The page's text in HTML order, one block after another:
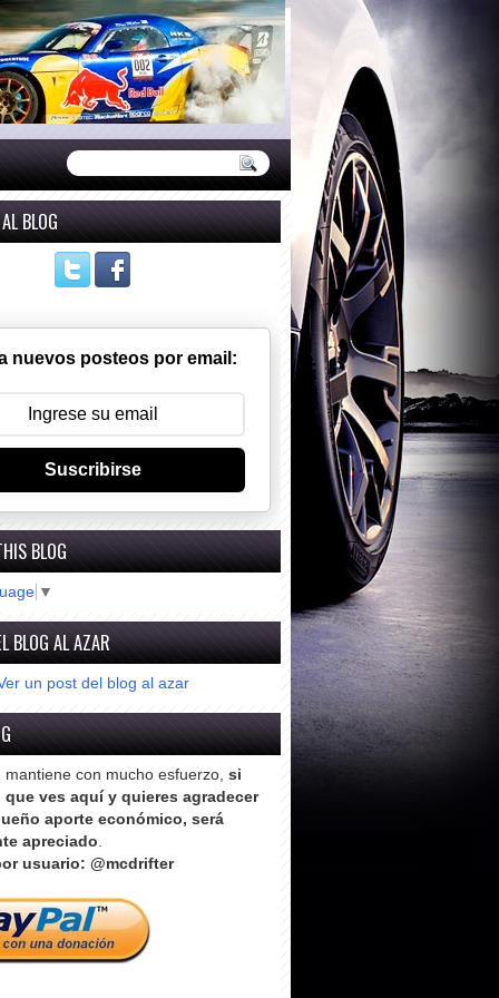
BLOG
nuevos posteos por email:
Suscribirse
BLOG
▼
BLOG AL AZAR
un post del blog al azar
mantiene con mucho esfuerzo, si
ves aquí y quieres agradecer
aporte económico, será
apreciado.
usuario: @mcdrifter